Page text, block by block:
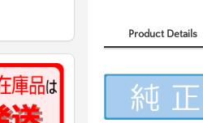
Product Details